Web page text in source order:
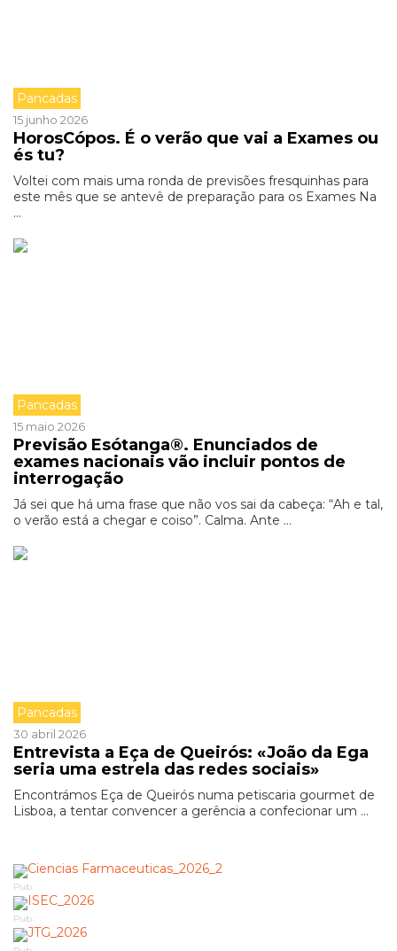
Pancadas
15 junho 2026
HorosCópos. É o verão que vai a Exames ou
és tu?
Voltei com mais uma ronda de previsões fresquinhas para
este mês que se antevê de preparação para os Exames Na
...
Pancadas
15 maio 2026
Previsão Esótanga®. Enunciados de
exames nacionais vão incluir pontos de
interrogação
Já sei que há uma frase que não vos sai da cabeça: “Ah e tal,
o verão está a chegar e coiso”. Calma. Ante ...
Pancadas
30 abril 2026
Entrevista a Eça de Queirós: «João da Ega
seria uma estrela das redes sociais»
Encontrámos Eça de Queirós numa petiscaria gourmet de
Lisboa, a tentar convencer a gerência a confecionar um ...
Pub
Pub